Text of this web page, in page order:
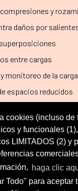
y
daños por
entre cargas
monitoreo de la
espacios reducidos
de los eventos
Vida útil
cookies (incluso de
y funcionales
LIMITADOS (2) y
haga clic
Todo" para aceptar